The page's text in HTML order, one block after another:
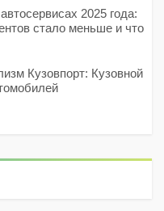
2025 года:
стало меньше и что
Кузовпорт: Кузовной